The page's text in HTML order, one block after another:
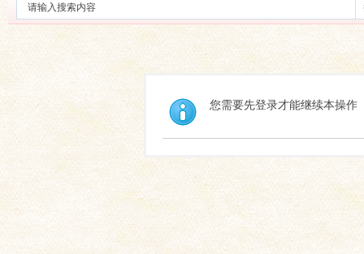
您需要先登录才能继续本操作